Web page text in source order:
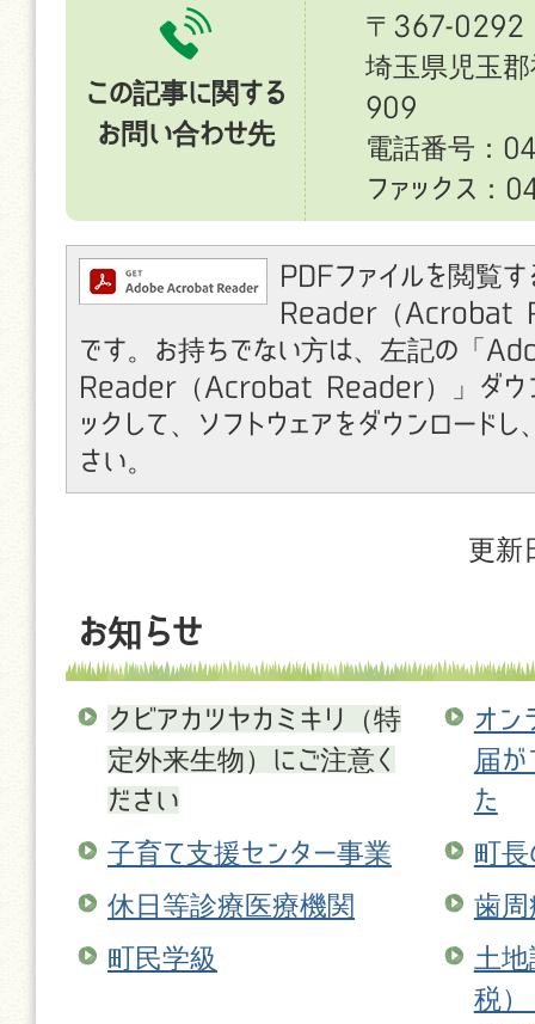
この記事に関する
お問い合わせ先
〒367-0292
埼玉県児玉
909
電話番号：
ファックス：
PDFファイルを閲覧
Reader（Acrobat
です。お持ちでない方は、左記の「
Reader（Acrobat Reader）」ダウン
ックして、ソフトウェアをダウンロードし
さい。
更新
お知らせ
クビアカツヤカミキリ（特
定外来生物）にご注意く
ださい
オン
届が
た
子育て支援センター事業
町長
休日等診療医療機関
歯周
町民学級
土
税）